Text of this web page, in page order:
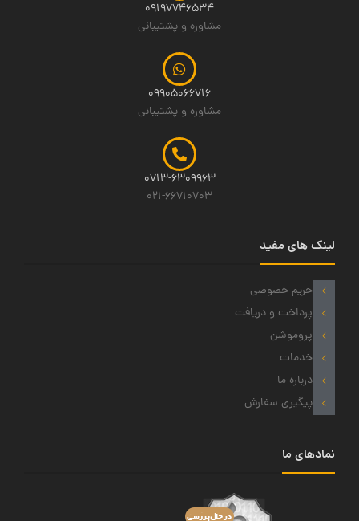
09197746534
مشاوره و پشتیبانی
09905066716
مشاوره و پشتیبانی
0713-6309963
021-66710703
لینک های مفید
حریم خصوصی
پرداخت و دریافت
پروموشن
خدمات
درباره ما
پیگیری سفارش
نمادهای ما